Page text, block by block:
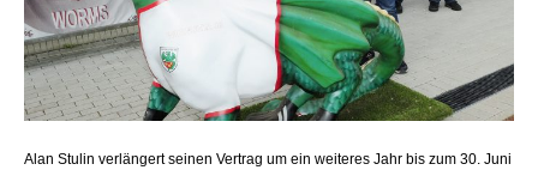
Alan Stulin verlängert seinen Vertrag um ein weiteres Jahr bis zum 30. Juni